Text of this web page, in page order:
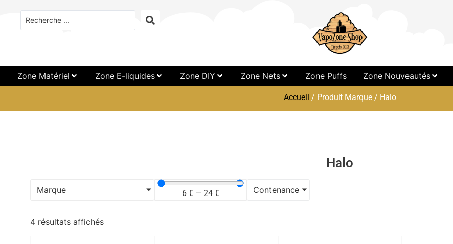
Zone Matériel Zone E-liquides Zone DIY Zone Nets Zone Puffs Zone Nouveautés
Accueil / Produit Marque / Halo
Halo
Marque 6 €— 24 € Contenance
4 résultats affichés